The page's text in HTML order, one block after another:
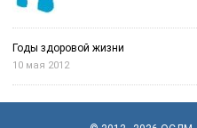
Годы здоровой жизни
10 мая 2012